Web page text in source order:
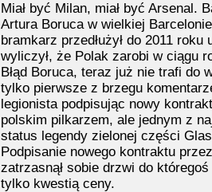
Miał być Milan, miał być Arsenal.
Artura Boruca w wielkiej
bramkarz przedłużył do 2011
wyliczył, że Polak zarobi w ciągu
Błąd Boruca, teraz już nie trafi do
tylko pierwsze z brzegu
legionista podpisując nowy
polskim pilkarzem, ale jednym z
status legendy zielonej części
Podpisanie nowego kontraktu
zatrzasnął sobie drzwi do
tylko kwestią ceny.